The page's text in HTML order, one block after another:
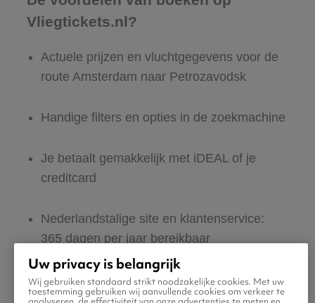
Vliegtickets.nl?
Actuele prijzen en vluchtgegevens voor de
route Amsterdam naar Petrozavodsk
Handige filters en opties in de zoekmachine
Je betaalt gemakkelijk met iDEAL of je
creditcard
Nederlandstalige site en klantenservice:
365 dagen per jaar bereikbaar
Zeker van veilig boeken en betalen
Uw privacy is belangrijk
Wij gebruiken standaard strikt noodzakelijke cookies. Met uw
toestemming gebruiken wij aanvullende cookies om verkeer te